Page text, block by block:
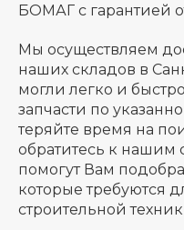
БОМАГ с гарантией
Мы осуществляем
наших складов в
могли легко и
запчасти по
теряйте время на
обратитесь к нашим
помогут Вам
которые требуются
строительной